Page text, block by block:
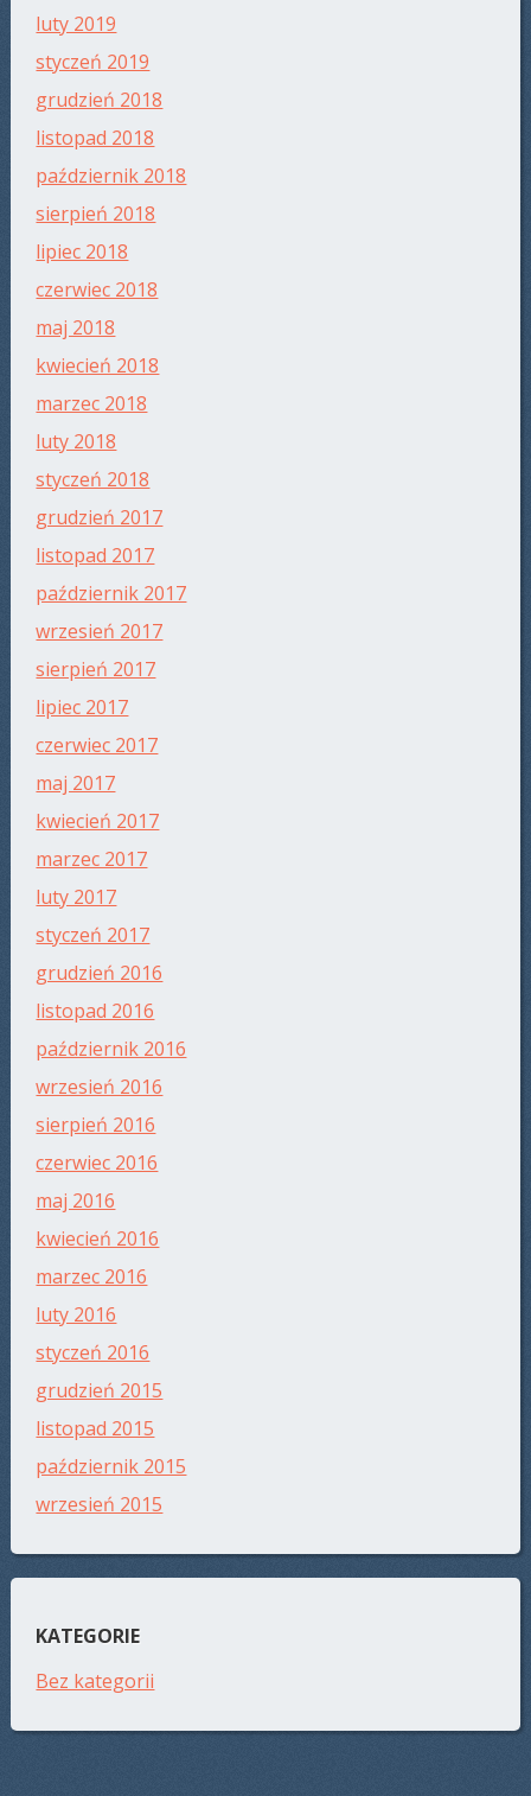
luty 2019
styczeń 2019
grudzień 2018
listopad 2018
październik 2018
sierpień 2018
lipiec 2018
czerwiec 2018
maj 2018
kwiecień 2018
marzec 2018
luty 2018
styczeń 2018
grudzień 2017
listopad 2017
październik 2017
wrzesień 2017
sierpień 2017
lipiec 2017
czerwiec 2017
maj 2017
kwiecień 2017
marzec 2017
luty 2017
styczeń 2017
grudzień 2016
listopad 2016
październik 2016
wrzesień 2016
sierpień 2016
czerwiec 2016
maj 2016
kwiecień 2016
marzec 2016
luty 2016
styczeń 2016
grudzień 2015
listopad 2015
październik 2015
wrzesień 2015
KATEGORIE
Bez kategorii